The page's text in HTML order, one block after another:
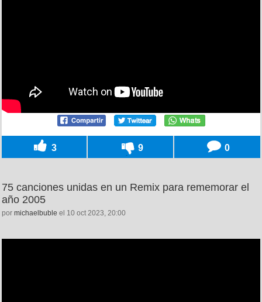
3 9 0
75 canciones unidas en un Remix para rememorar el
año 2005
por michaelbuble el 10 oct 2023, 20:00